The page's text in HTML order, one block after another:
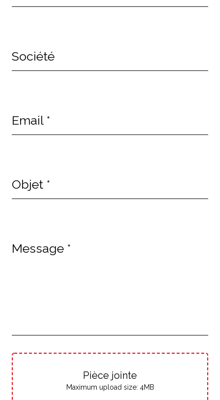
Société
Email *
Objet *
Message *
Pièce jointe
Maximum upload size: 4MB